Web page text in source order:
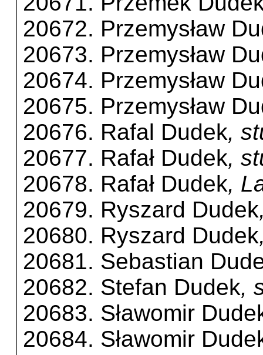
20672. Przemysław
20673. Przemysław
20674. Przemysław
20675. Przemysław
20676. Rafal Dudek,
20677. Rafał Dudek,
20678. Rafał Dudek,
20679. Ryszard Dudek
20680. Ryszard Dudek
20681. Sebastian
20682. Stefan Dudek,
20683. Sławomir
20684. Sławomir